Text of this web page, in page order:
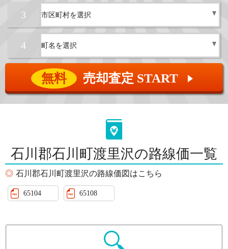
3
4
無料 売却査定 START ▲
石川郡石川町渡里沢の路線価一覧
石川郡石川町渡里沢の路線価図はこちら
65104 65108